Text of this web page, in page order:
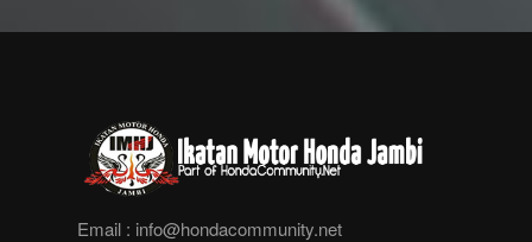
Email : info@hondacommunity.net